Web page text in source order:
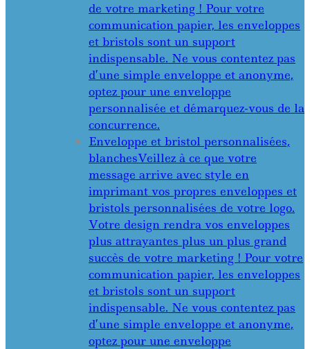
de votre marketing ! Pour votre
communication papier, les enveloppes
et bristols sont un support
indispensable. Ne vous contentez pas
d’une simple enveloppe et anonyme,
optez pour une enveloppe
personnalisée et démarquez-vous de la
concurrence.
Enveloppe et bristol personnalisées,
blanchesVeillez à ce que votre
message arrive avec style en
imprimant vos propres enveloppes et
bristols personnalisées de votre logo.
Votre design rendra vos enveloppes
plus attrayantes plus un plus grand
succès de votre marketing ! Pour votre
communication papier, les enveloppes
et bristols sont un support
indispensable. Ne vous contentez pas
d’une simple enveloppe et anonyme,
optez pour une enveloppe